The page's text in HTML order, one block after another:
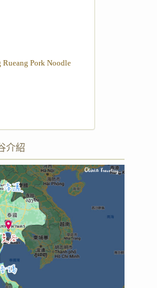
Pork Noodle
介紹